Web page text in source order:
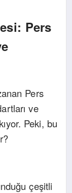
Pers
Pers
ve
Peki, bu
çeşitli